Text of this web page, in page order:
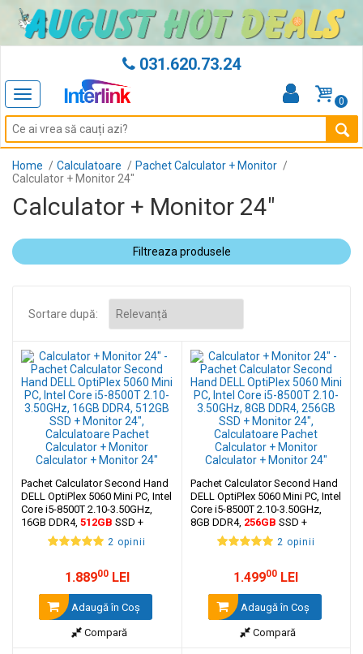
031.620.73.24
Toggle
navigation
0
Home Calculatoare
Pachet Calculator + Monitor
Calculator + Monitor 24"
Calculator + Monitor 24"
Filtreaza produsele
Sortare după:
Pachet Calculator Second Hand
DELL OptiPlex 5060 Mini PC, Intel
Core i5-8500T 2.10-3.50GHz,
16GB DDR4, 512GB SSD +
Monitor 24"
2 opinii
1.88900LEI
Adaugă în Coş
Compară
Pachet Calculator Second Hand
DELL OptiPlex 5060 Mini PC, Intel
Core i5-8500T 2.10-3.50GHz,
8GB DDR4, 256GB SSD +
Monitor 24"
2 opinii
1.49900 LEI
Adaugă în Coş
Compară